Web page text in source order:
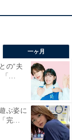
一ヶ月
の“夫
「...
ぶ姿に
完...